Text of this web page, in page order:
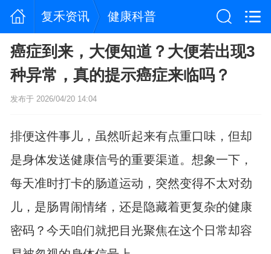
复禾资讯 健康科普
癌症到来，大便知道？大便若出现3
种异常，真的提示癌症来临吗？
发布于 2026/04/20 14:04
排便这件事儿，虽然听起来有点重口味，但却
是身体发送健康信号的重要渠道。想象一下，
每天准时打卡的肠道运动，突然变得不太对劲
儿，是肠胃闹情绪，还是隐藏着更复杂的健康
密码？今天咱们就把目光聚焦在这个日常却容